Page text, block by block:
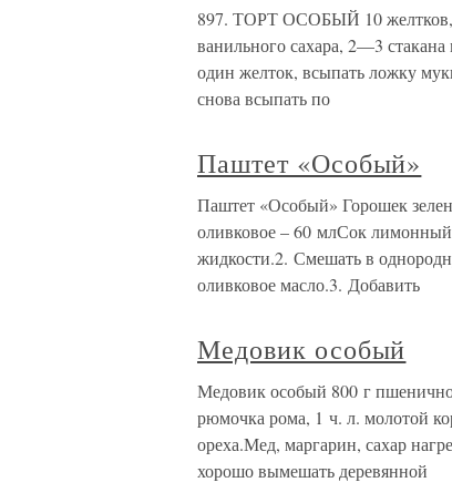
897. ТОРТ ОСОБЫЙ 10 желтков,
ванильного сахара, 2—3
один желток, всыпать ложку
снова всыпать по
Паштет «Особый»
Паштет «Особый» Горошек
оливковое – 60 млСок
жидкости.2. Смешать в
оливковое масло.3. Добавить
Медовик особый
Медовик особый 800 г
рюмочка рома, 1 ч. л. молотой
ореха.Мед, маргарин, сахар
хорошо вымешать деревянной